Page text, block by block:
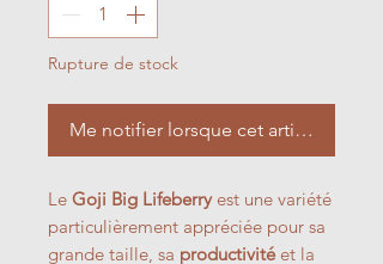
Rupture de stock
Me notifier lorsque cet article est
Le Goji Big Lifeberryest une variété
particulièrement appréciée pour sa
grande taille, sa productivité et la